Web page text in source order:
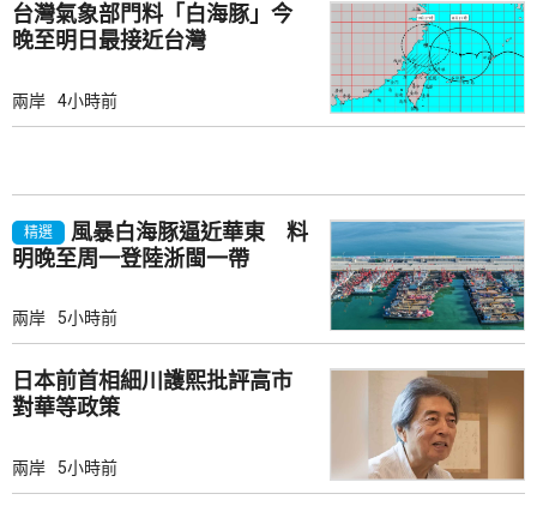
台灣氣象部門料「白海豚」今
晚至明日最接近台灣
兩岸 4小時前
精選
風暴白海豚逼近華東 料
明晚至周一登陸浙閩一帶
兩岸 5小時前
日本前首相細川護熙批評高市
對華等政策
兩岸 5小時前